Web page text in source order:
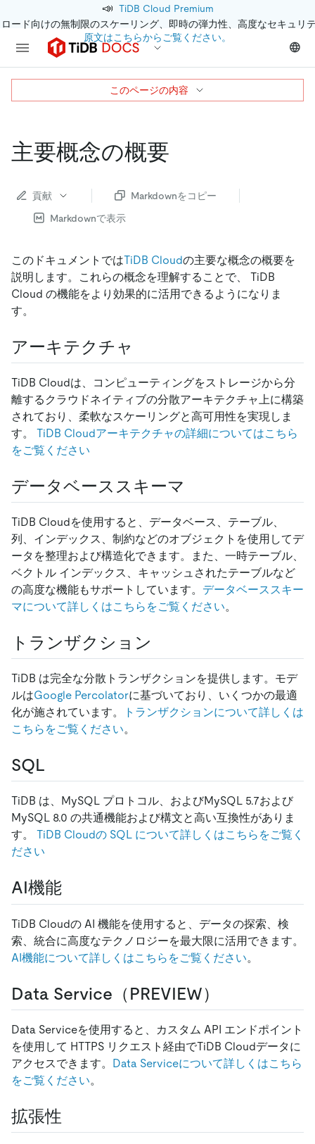
📣 TiDB Cloud Premium
ード向けの無制限のスケーリング、即時の弾力性、高度なセキュリ
原文はこちらからご覧ください。
主要概念の概要
貢献
Markdownをコピー
Markdownで表示
このドキュメントではTiDB Cloudの主要な概念の概要を
説明します。これらの概念を理解することで、 TiDB
Cloud の機能をより効果的に活用できるようになりま
す。
アーキテクチャ
TiDB Cloudは、コンピューティングをストレージから分
離するクラウドネイティブの分散アーキテクチャ上に構築
されており、柔軟なスケーリングと高可用性を実現しま
す。 TiDB Cloudアーキテクチャの詳細についてはこちら
をご覧ください
データベーススキーマ
TiDB Cloudを使用すると、データベース、テーブル、
列、インデックス、制約などのオブジェクトを使用してデ
ータを整理および構造化できます。また、一時テーブル、
ベクトル インデックス、キャッシュされたテーブルなど
の高度な機能もサポートしています。 データベーススキー
マについて詳しくはこちらをご覧ください。
トランザクション
TiDB は完全な分散トランザクションを提供します。モデ
ルはGoogle Percolatorに基づいており、いくつかの最適
化が施されています。
トランザクションについて詳しくは
こちらをご覧ください。
SQL
TiDB は、MySQL プロトコル、およびMySQL 5.7および
MySQL 8.0 の共通機能および構文と高い互換性がありま
す。 TiDB Cloudの SQL について詳しくはこちらをご覧く
ださい
AI機能
TiDB Cloudの AI 機能を使用すると、データの探索、検
索、統合に高度なテクノロジーを最大限に活用できます。
AI機能について詳しくはこちらをご覧ください。
Data Service（PREVIEW）
Data Serviceを使用すると、カスタム API エンドポイント
を使用して HTTPS リクエスト経由でTiDB Cloudデータに
アクセスできます。 Data Serviceについて詳しくはこちら
をご覧ください。
拡張性
このページの内容